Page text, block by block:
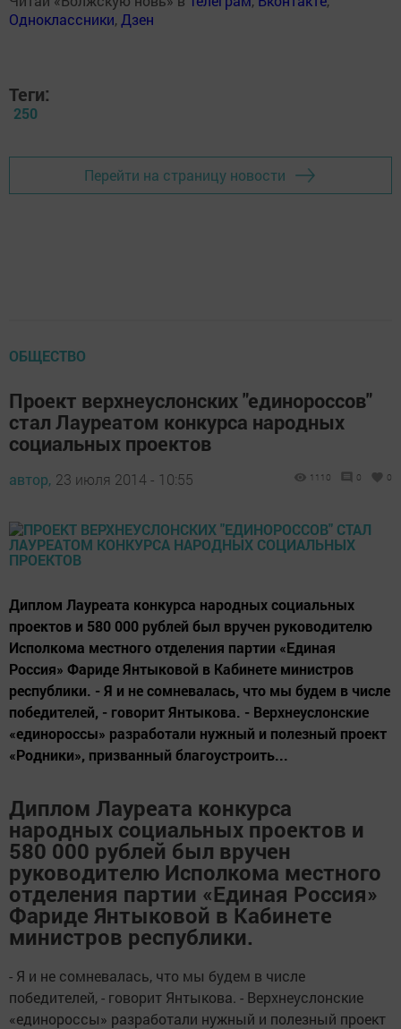
Одноклассники, Дзен
Теги:
250
Перейти на страницу новости
ОБЩЕСТВО
Проект верхнеуслонских "единороссов"
стал Лауреатом конкурса народных
социальных проектов
автор, 23 июля 2014 - 10:55 1110 0 0
Диплом Лауреата конкурса народных социальных
проектов и 580 000 рублей был вручен руководителю
Исполкома местного отделения партии «Единая
Россия» Фариде Янтыковой в Кабинете министров
республики. - Я и не сомневалась, что мы будем в числе
победителей, - говорит Янтыкова. - Верхнеуслонские
«единороссы» разработали нужный и полезный проект
«Родники», призванный благоустроить...
Диплом Лауреата конкурса
народных социальных проектов и
580 000 рублей был вручен
руководителю Исполкома местного
отделения партии «Единая Россия»
Фариде Янтыковой в Кабинете
министров республики.
- Я и не сомневалась, что мы будем в числе
победителей, - говорит Янтыкова. - Верхнеуслонские
«единороссы» разработали нужный и полезный проект